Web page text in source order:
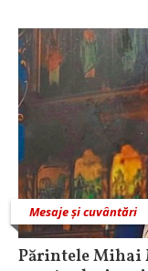
Mesaje și cuvântări
Părintele Mihai